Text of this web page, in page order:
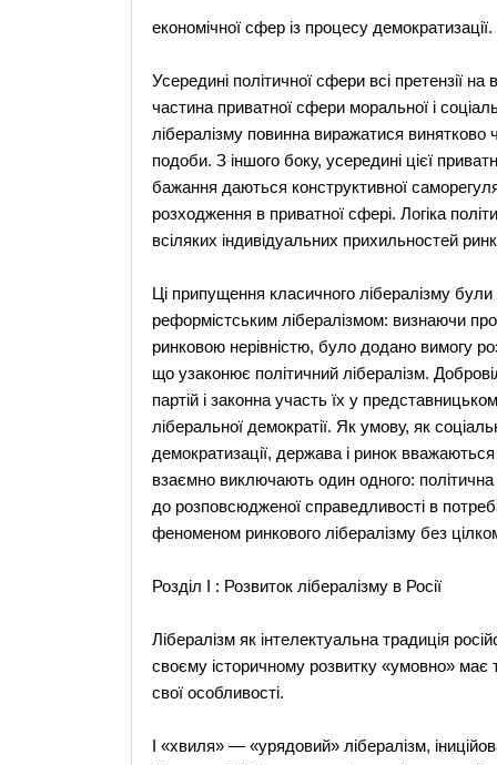
економічної сфер із процесу
Усередині політичної сфери всі претензії
частина приватної сфери моральної і
лібералізму повинна виражатися винятково
подоби. З іншого боку, усередині цієї
бажання даються конструктивної
розходження в приватної сфері. Логіка
всіляких індивідуальних прихильностей
Ці припущення класичного лібералізму
реформістським лібералізмом: визнаючи
ринковою нерівністю, було додано вимогу
що узаконює політичний лібералізм.
партій і законна участь їх у
ліберальної демократії. Як умову, як
демократизації, держава і ринок
взаємно виключають один одного:
до розповсюдженої справедливості в
феноменом ринкового лібералізму без
Розділ І : Розвиток лібералізму в Росії
Лібералізм як інтелектуальна традиція
своєму історичному розвитку «умовно»
свої особливості.
I «хвиля» — «урядовий» лібералізм,